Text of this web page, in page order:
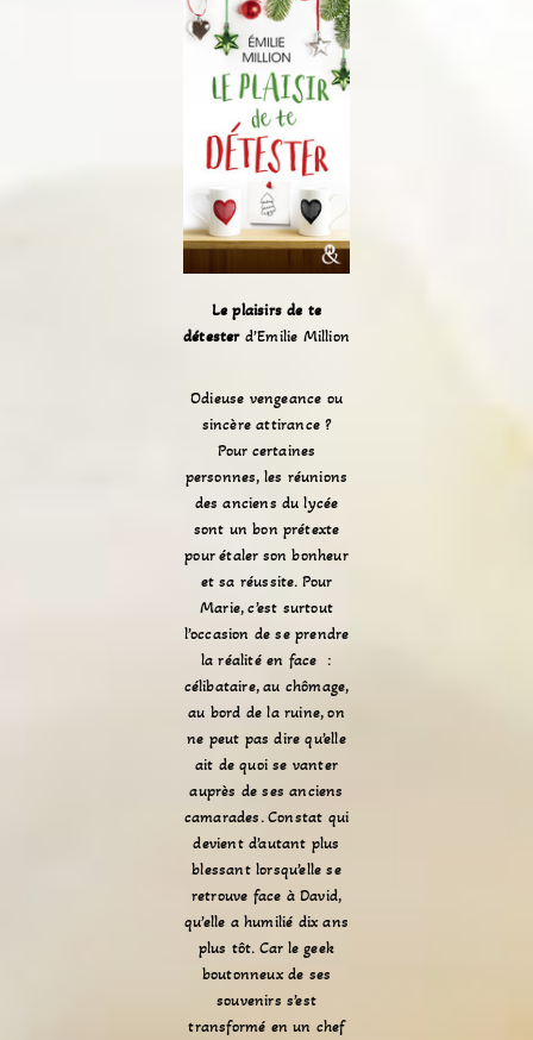
Le plaisirs de te
détesterd’Emilie Million
Odieuse vengeance ou
sincère attirance ?
Pour certaines
personnes, les réunions
des anciens du lycée
sont un bon prétexte
pour étaler son bonheur
et sa réussite. Pour
Marie, c’est surtout
l’occasion de se prendre
la réalité en face :
célibataire, au chômage,
au bord de la ruine, on
ne peut pas dire qu’elle
ait de quoi se vanter
auprès de ses anciens
camarades. Constat qui
devient d’autant plus
blessant lorsqu’elle se
retrouve face à David,
qu’elle a humilié dix ans
plus tôt. Car le geek
boutonneux de ses
souvenirs s’est
transformé en un chef